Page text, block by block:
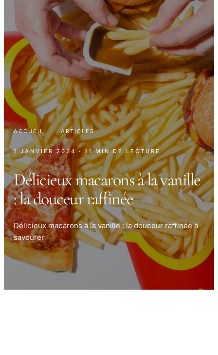
ACCUEIL · ARTICLES
1 JANVIER 2024 · 11 MIN DE LECTURE
Délicieux macarons à la vanille
: la douceur raffinée
Délicieux macarons à la vanille : la douceur raffinée à
savourer